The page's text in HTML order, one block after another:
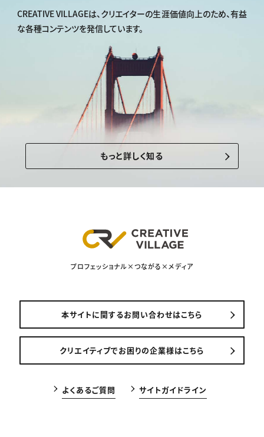
CREATIVE VILLAGEは、 クリエイターの生涯価値向上のため、有益
な各種コンテンツを発信しています。
もっと詳しく知る
プロフェッショナル×つながる×メディア
本サイトに関するお問い合わせはこちら
クリエイティブでお困りの企業様はこちら
よくあるご質問 サイトガイドライン